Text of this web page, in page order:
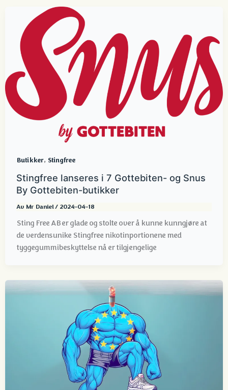
Butikker, Stingfree
Stingfree lanseres i 7 Gottebiten- og Snus
By Gottebiten-butikker
Av Mr Daniel/ 2024-04-18
Sting Free AB er glade og stolte over å kunne kunngjøre at
de verdensunike Stingfree nikotinportionene med
tyggegummibeskyttelse nå er tilgjengelige